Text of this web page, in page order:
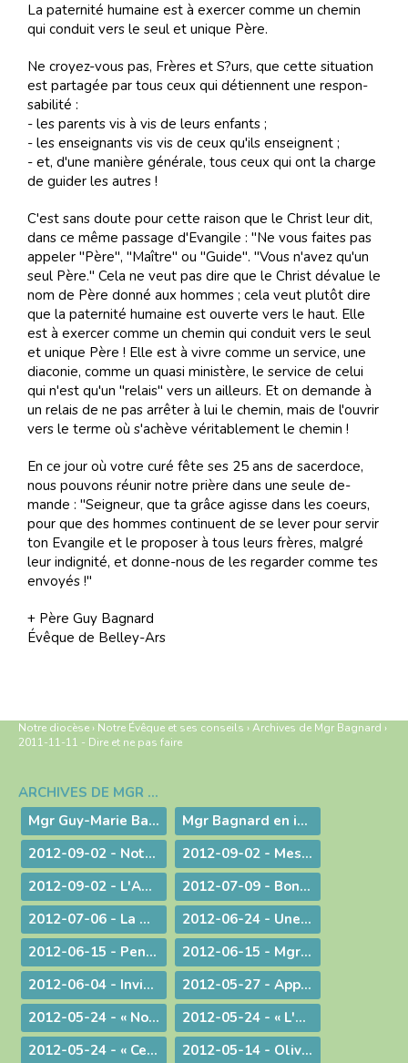
La paternité humaine est à exercer comme un chemin
qui conduit vers le seul et unique Père.
Ne croyez-vous pas, Frè­res et S?urs, que cette si­tua­tion
est par­ta­gée par tous ceux qui dé­tien­nent une res­pon­
sa­bi­li­té :
- les pa­rents vis à vis de leurs en­fants ;
- les en­sei­gnants vis vis de ceux qu'ils en­sei­gnent ;
- et, d'une ma­nière gé­né­rale, tous ceux qui ont la charge
de gui­der les au­tres !
C'est sans doute pour cette rai­son que le Christ leur dit,
dans ce même pas­sage d'Evan­gile : "Ne vous fai­tes pas
ap­pe­ler "Père", "Maî­tre" ou "Guide". "Vous n'avez qu'un
seul Père." Cela ne veut pas dire que le Christ dé­va­lue le
nom de Père don­né aux hom­mes ; cela veut plu­tôt dire
que la pa­ter­ni­té hu­maine est ou­verte vers le haut. Elle
est à exer­cer comme un che­min qui con­duit vers le seul
et uni­que Père ! Elle est à vi­vre comme un ser­vice, une
dia­co­nie, comme un qua­si mi­nis­tère, le ser­vice de ce­lui
qui n'est qu'un "re­lais" vers un ailleurs. Et on de­mande à
un re­lais de ne pas ar­rê­ter à lui le che­min, mais de l'ou­vrir
vers le terme où s'achève vé­ri­ta­ble­ment le che­min !
En ce jour où vo­tre curé fête ses 25 ans de sa­cer­doce,
nous pou­vons ré­unir no­tre prière dans une seule de­
mande : "Sei­gneur, que ta grâce agisse dans les coeurs,
pour que des hom­mes con­ti­nuent de se le­ver pour ser­vir
ton Evan­gile et le pro­po­ser à tous leurs frè­res, mal­gré
leur in­di­gni­té, et donne-nous de les re­gar­der comme tes
en­voyés !"
+ Père Guy Ba­gnard
Évê­que de Bel­ley-Ars
Notre diocèse › Notre Évêque et ses conseils ›Archives de Mgr Bagnard ›
2011-11-11 - Dire et ne pas faire
Navigation
ARCHIVES DE MGR BAGNARD
Mgr Guy-Marie Bagnard, évêque émérite de Belley-Ars
Mgr Bagnard en images
2012-09-02 - Notre tâche est de faire entendre la voix d'une conscience droite !
2012-09-02 - Message d'au-revoir de Mgr Bagnard
2012-09-02 - L'Amour de l'Eglise !
2012-07-09 - Bonne Route !
2012-07-06 - La miséricorde et le ministère du prêtre
2012-06-24 - Une vie donnée pour le Christ
2012-06-15 - Pentecôte 2012 : La fête d'une famille aux nombreux enfants !
2012-06-15 - Mgr Pascal Roland, Évêque de Belley-Ars : Message de Mgr Guy Bagnard aux diocésains de Belley-Ars
2012-06-04 - Invitation à l'Assemblée Générale de l'Association Diocésaine
2012-05-27 - Appelés à vivre l'Aujourd'hui de Dieu !
2012-05-24 - « Nous voulons vivre, développer et transmettre ce message chrétien ! »
2012-05-24 - « L'Esprit-Saint vous sera donné en plénitude. »
2012-05-24 - « Ce n'est pas le fait d'être évêque qui m'a rendu heureux, c'est le fait d'avoir donné ma vie »
2012-05-14 - Olivier de Coat, nouveau Directeur diocésain de l'Enseignement Catholique